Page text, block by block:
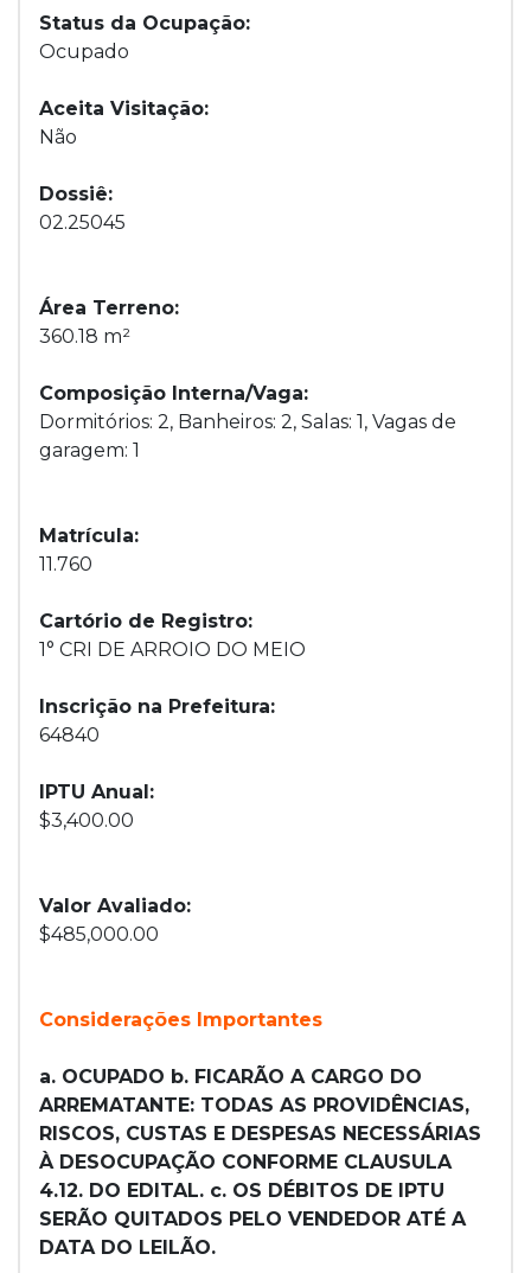
Status da Ocupação:
Ocupado
Aceita Visitação:
Não
Dossiê:
02.25045
Área Terreno:
360.18 m²
Composição Interna/Vaga:
Dormitórios: 2, Banheiros: 2, Salas: 1, Vagas de
garagem: 1
Matrícula:
11.760
Cartório de Registro:
1° CRI DE ARROIO DO MEIO
Inscrição na Prefeitura:
64840
IPTU Anual:
$3,400.00
Valor Avaliado:
$485,000.00
Considerações Importantes
a. OCUPADO b. FICARÃO A CARGO DO
ARREMATANTE: TODAS AS PROVIDÊNCIAS,
RISCOS, CUSTAS E DESPESAS NECESSÁRIAS
À DESOCUPAÇÃO CONFORME CLAUSULA
4.12. DO EDITAL. c. OS DÉBITOS DE IPTU
SERÃO QUITADOS PELO VENDEDOR ATÉ A
DATA DO LEILÃO.